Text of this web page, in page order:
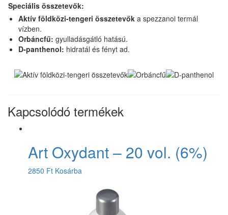
Speciális összetevők:
Aktív földközi-tengeri összetevők a spezzanoi termál
vízben.
Orbáncfű: gyulladásgátló hatású.
D-panthenol: hidratál és fényt ad.
Kapcsolódó termékek
Art Oxydant – 20 vol. (6%)
2850 Ft Kosárba